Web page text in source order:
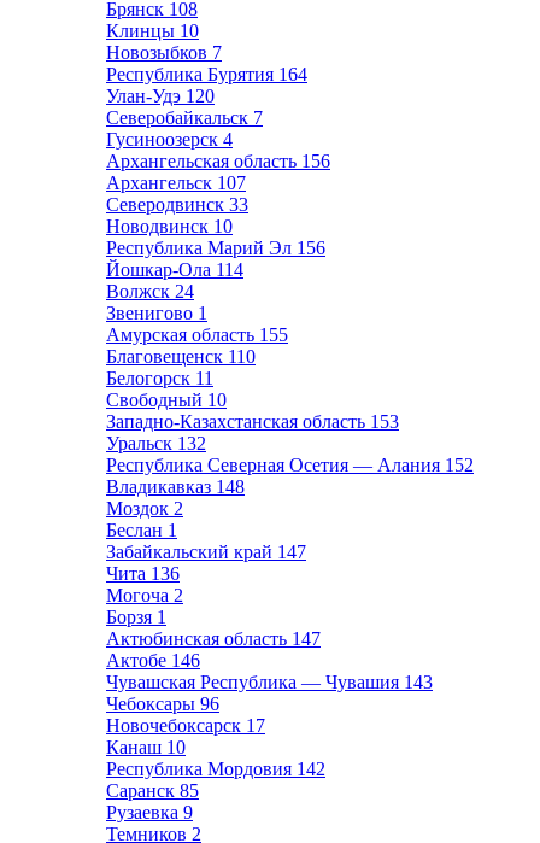
Брянск 108
Клинцы 10
Новозыбков 7
Республика Бурятия 164
Улан-Удэ 120
Северобайкальск 7
Гусиноозерск 4
Архангельская область 156
Архангельск 107
Северодвинск 33
Новодвинск 10
Республика Марий Эл 156
Йошкар-Ола 114
Волжск 24
Звенигово 1
Амурская область 155
Благовещенск 110
Белогорск 11
Свободный 10
Западно-Казахстанская область 153
Уральск 132
Республика Северная Осетия — Алания 152
Владикавказ 148
Моздок 2
Беслан 1
Забайкальский край 147
Чита 136
Могоча 2
Борзя 1
Актюбинская область 147
Актобе 146
Чувашская Республика — Чувашия 143
Чебоксары 96
Новочебоксарск 17
Канаш 10
Республика Мордовия 142
Саранск 85
Рузаевка 9
Темников 2